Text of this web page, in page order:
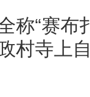
称“赛布
村寺上